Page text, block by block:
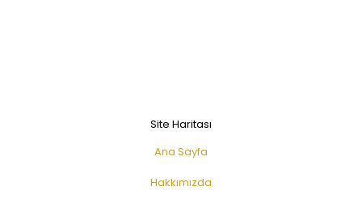
Site Haritası
Ana Sayfa
Hakkımızda